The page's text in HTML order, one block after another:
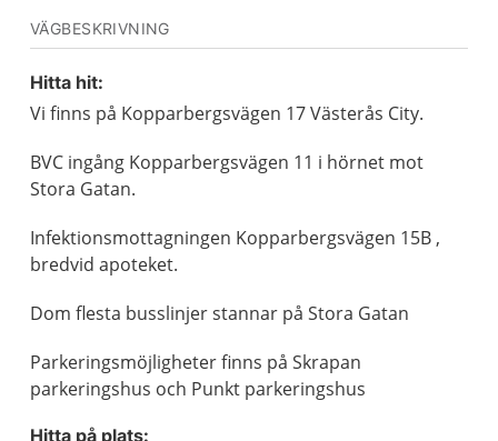
VÄGBESKRIVNING
Hitta hit:
Vi finns på Kopparbergsvägen 17 Västerås City.
BVC ingång Kopparbergsvägen 11 i hörnet mot
Stora Gatan.
Infektionsmottagningen Kopparbergsvägen 15B ,
bredvid apoteket.
Dom flesta busslinjer stannar på Stora Gatan
Parkeringsmöjligheter finns på Skrapan
parkeringshus och Punkt parkeringshus
Hitta på plats: